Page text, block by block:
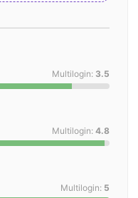
Multilogin: 3.5
Multilogin: 4.8
Multilogin: 5